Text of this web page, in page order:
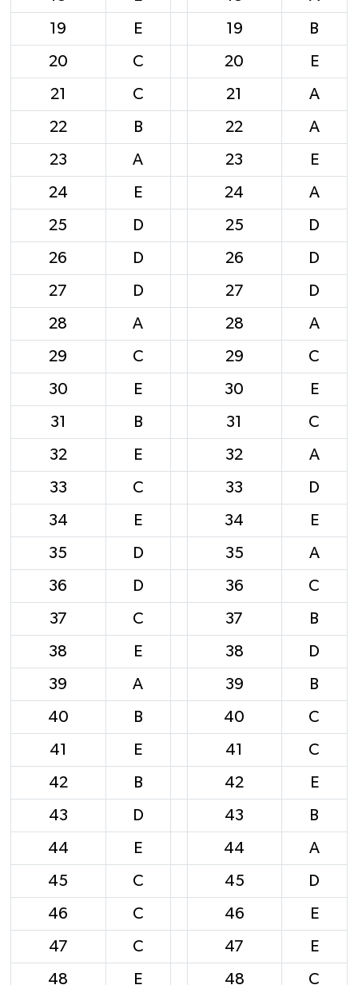
19 E 19 B
20 C 20 E
21 C 21 A
22 B 22 A
23 A 23 E
24 E 24 A
25 D 25 D
26 D 26 D
27 D 27 D
28 A 28 A
29 C 29 C
30 E 30 E
31 B 31 C
32 E 32 A
33 C 33 D
34 E 34 E
35 D 35 A
36 D 36 C
37 C 37 B
38 E 38 D
39 A 39 B
40 B 40 C
41 E 41 C
42 B 42 E
43 D 43 B
44 E 44 A
45 C 45 D
46 C 46 E
47 C 47 E
48 E 48 C